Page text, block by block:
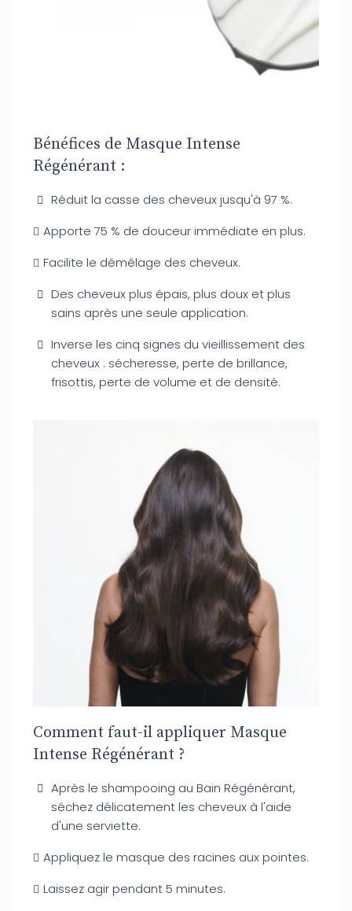
Bénéfices de Masque Intense
Régénérant :
Réduit la casse des cheveux jusqu'à 97 %.
Apporte 75 % de douceur immédiate en plus.
Facilite le démêlage des cheveux.
Des cheveux plus épais, plus doux et plus
sains après une seule application.
Inverse les cinq signes du vieillissement des
cheveux : sécheresse, perte de brillance,
frisottis, perte de volume et de densité.
Comment faut-il appliquer Masque
Intense Régénérant ?
Après le shampooing au Bain Régénérant,
séchez délicatement les cheveux à l'aide
d'une serviette.
Appliquez le masque des racines aux pointes.
Laissez agir pendant 5 minutes.